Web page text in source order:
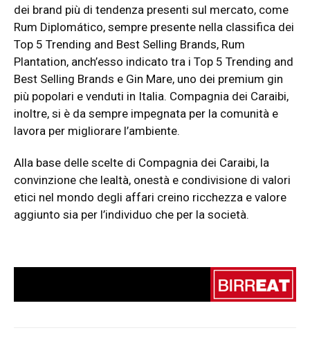
dei brand più di tendenza presenti sul mercato, come
Rum Diplomático, sempre presente nella classifica dei
Top 5 Trending and Best Selling Brands, Rum
Plantation, anch’esso indicato tra i Top 5 Trending and
Best Selling Brands e Gin Mare, uno dei premium gin
più popolari e venduti in Italia. Compagnia dei Caraibi,
inoltre, si è da sempre impegnata per la comunità e
lavora per migliorare l’ambiente.
Alla base delle scelte di Compagnia dei Caraibi, la
convinzione che lealtà, onestà e condivisione di valori
etici nel mondo degli affari creino ricchezza e valore
aggiunto sia per l’individuo che per la società.